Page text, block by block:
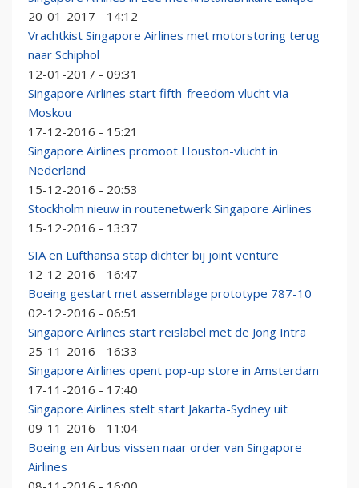
20-01-2017 - 14:12
Vrachtkist Singapore Airlines met motorstoring terug
naar Schiphol
12-01-2017 - 09:31
Singapore Airlines start fifth-freedom vlucht via
Moskou
17-12-2016 - 15:21
Singapore Airlines promoot Houston-vlucht in
Nederland
15-12-2016 - 20:53
Stockholm nieuw in routenetwerk Singapore Airlines
15-12-2016 - 13:37
SIA en Lufthansa stap dichter bij joint venture
12-12-2016 - 16:47
Boeing gestart met assemblage prototype 787-10
02-12-2016 - 06:51
Singapore Airlines start reislabel met de Jong Intra
25-11-2016 - 16:33
Singapore Airlines opent pop-up store in Amsterdam
17-11-2016 - 17:40
Singapore Airlines stelt start Jakarta-Sydney uit
09-11-2016 - 11:04
Boeing en Airbus vissen naar order van Singapore
Airlines